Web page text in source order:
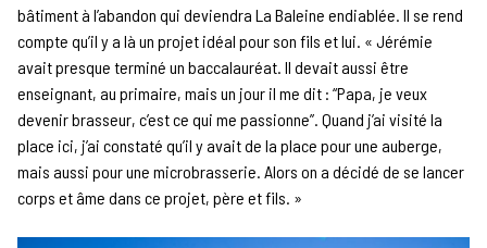
bâtiment à l’abandon qui deviendra La Baleine endiablée. Il se rend
compte qu’il y a là un projet idéal pour son fils et lui. « Jérémie
avait presque terminé un baccalauréat. Il devait aussi être
enseignant, au primaire, mais un jour il me dit : “Papa, je veux
devenir brasseur, c’est ce qui me passionne”. Quand j’ai visité la
place ici, j’ai constaté qu’il y avait de la place pour une auberge,
mais aussi pour une microbrasserie. Alors on a décidé de se lancer
corps et âme dans ce projet, père et fils. »